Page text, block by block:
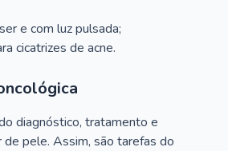
e com luz pulsada;
cicatrizes de acne.
diagnóstico, tratamento e
de pele. Assim, são tarefas do